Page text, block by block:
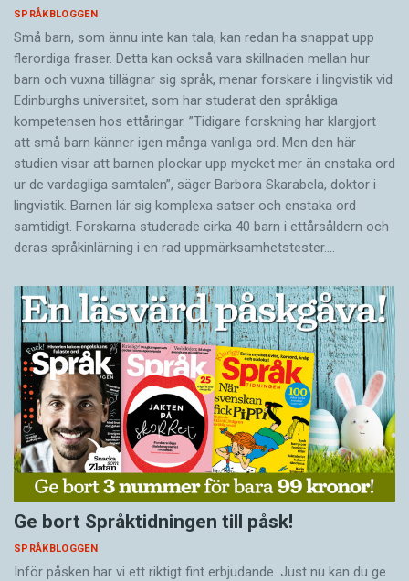
SPRÅKBLOGGEN
Små barn, som ännu inte kan tala, kan redan ha snappat upp
flerordiga fraser. Detta kan också vara skillnaden mellan hur
barn och vuxna tillägnar sig språk, menar forskare i lingvistik vid
Edinburghs universitet, som har studerat den språkliga
kompetensen hos ettåringar. ”Tidigare forskning har klargjort
att små barn känner igen många vanliga ord. Men den här
studien visar att barnen plockar upp mycket mer än enstaka ord
ur de vardagliga samtalen”, säger Barbora Skarabela, doktor i
lingvistik. Barnen lär sig komplexa satser och enstaka ord
samtidigt. Forskarna studerade cirka 40 barn i ettårsåldern och
deras språkinlärning i en rad uppmärksamhetstester.…
Ge bort Språktidningen till påsk!
SPRÅKBLOGGEN
Inför påsken har vi ett riktigt fint erbjudande. Just nu kan du ge